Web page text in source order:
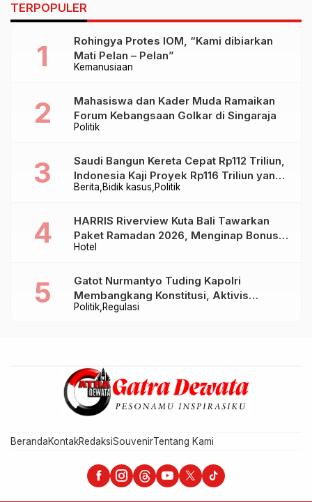
dan Risiko Resesi
Menguat
TERPOPULER
Kemanusiaan
Rohingya Protes IOM, “Kami dibiarkan
Mati Pelan – Pelan”
Politik
Mahasiswa dan Kader Muda Ramaikan
Forum Kebangsaan Golkar di Singaraja
Berita Bidik kasus Politik
Saudi Bangun Kereta Cepat Rp112 Triliun,
Indonesia Kaji Proyek Rp116 Triliun yang
Baru Sampai Bandung
Hotel
HARRIS Riverview Kuta Bali Tawarkan
Paket Ramadan 2026, Menginap Bonus
Takjil hingga Bukber Mulai Rp88.888
Politik Regulasi
Gatot Nurmantyo Tuding Kapolri
Membangkang Konstitusi, Aktivis
Tegaskan Polri Tak Punya Sejarah
BerandaKontakRedaksiSouvenirTentang Kami